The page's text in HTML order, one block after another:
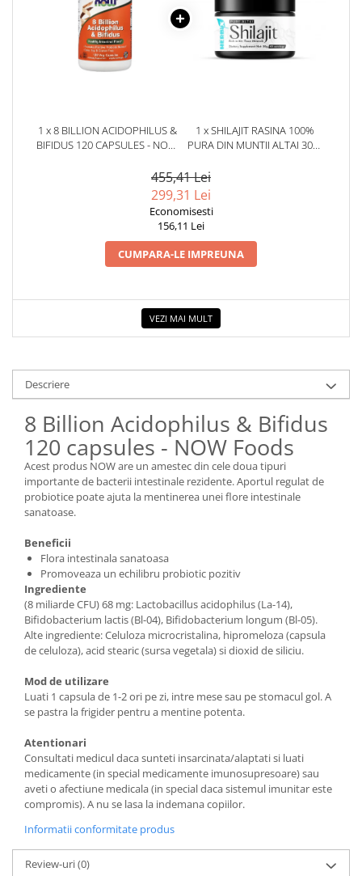
1 x 8 BILLION ACIDOPHILUS &
BIFIDUS 120 CAPSULES - NOW
1 x SHILAJIT RASINA 100%
PURA DIN MUNTII ALTAI 30G.
455,41 Lei
299,31 Lei
Economisesti
156,11 Lei
CUMPARA-LE IMPREUNA
VEZI MAI MULT
Descriere
8 Billion Acidophilus & Bifidus
120 capsules - NOW Foods
Acest produs NOW are un amestec din cele doua tipuri
importante de bacterii intestinale rezidente. Aportul regulat de
probiotice poate ajuta la mentinerea unei flore intestinale
sanatoase.
Beneficii
Flora intestinala sanatoasa
Promoveaza un echilibru probiotic pozitiv
Ingrediente
(8 miliarde CFU) 68 mg: Lactobacillus acidophilus (La-14),
Bifidobacterium lactis (Bl-04), Bifidobacterium longum (Bl-05).
Alte ingrediente: Celuloza microcristalina, hipromeloza (capsula
de celuloza), acid stearic (sursa vegetala) si dioxid de siliciu.
Mod de utilizare
Luati 1 capsula de 1-2 ori pe zi, intre mese sau pe stomacul gol. A
se pastra la frigider pentru a mentine potenta.
Atentionari
Consultati medicul daca sunteti insarcinata/alaptati si luati
medicamente (in special medicamente imunosupresoare) sau
aveti o afectiune medicala (in special daca sistemul imunitar este
compromis). A nu se lasa la indemana copiilor.
Informatii conformitate produs
Review-uri(0)